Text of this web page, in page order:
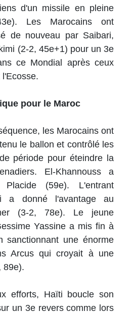
d'un missile en pleine
Les Marocains ont
de nouveau par Saibari,
(2-2, 45e+1) pour un 3e
ce Mondial après ceux
pour le Maroc
les Marocains ont
le ballon et contrôlé les
période pour éteindre la
El-Khannouss a
Placide (59e). L'entrant
a donné l'avantage au
(3-2, 78e). Le jeune
Yassine a mis fin à
sanctionnant une énorme
Arcus qui croyait à une
89e).
efforts, Haïti boucle son
un 3e revers comme lors